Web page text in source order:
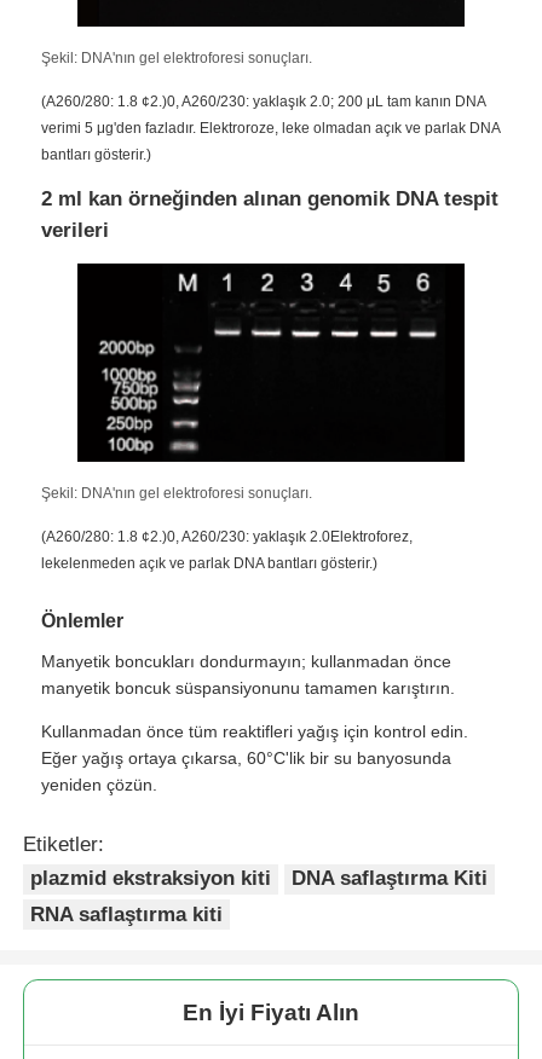
Fabrika turu
Kalite kontrolü
Bize Ulaşın
Teklif Alın
manyetik boncuklar nükleik asit ekstraksiyonu
DNA / RNA çıkarma kitleri
NGS manyetik boncuklar
Hücre Sıralama Manyetik Mühürler
manyetik boncuklar protein saflaştırma
Yüzeyde Aktif Mıknatıs Mercekleri
Otomatik Enstrümanlar ve Tüketim Malzemeleri
Şekil: DNA'nın gel elektroforesi sonuçları.
(A260/280: 1.8 ¢2.)0, A260/230: yaklaşık 2.0; 200 μL tam kanın DNA
verimi 5 μg'den fazladır. Elektroroze, leke olmadan açık ve parlak DNA
bantları gösterir.)
2 ml kan örneğinden alınan genomik DNA tespit
verileri
Şekil: DNA'nın gel elektroforesi sonuçları.
(A260/280: 1.8 ¢2.)0, A260/230: yaklaşık 2.0Elektroforez,
lekelenmeden açık ve parlak DNA bantları gösterir.)
Önlemler
Manyetik boncukları dondurmayın; kullanmadan önce
manyetik boncuk süspansiyonunu tamamen karıştırın.
Kullanmadan önce tüm reaktifleri yağış için kontrol edin.
Eğer yağış ortaya çıkarsa, 60°C'lik bir su banyosunda
yeniden çözün.
Etiketler:
plazmid ekstraksiyon kiti
DNA saflaştırma Kiti
RNA saflaştırma kiti
En İyi Fiyatı Alın